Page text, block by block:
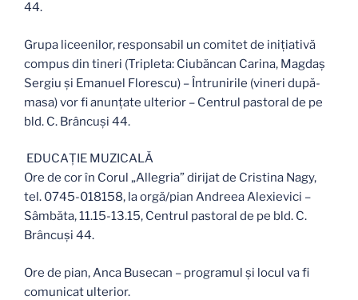
44.
Grupa liceenilor, responsabil un comitet de inițiativă
compus din tineri (Tripleta: Ciubăncan Carina, Magdaș
Sergiu și Emanuel Florescu) – Întrunirile (vineri după-
masa) vor fi anunțate ulterior – Centrul pastoral de pe
bld. C. Brâncuși 44.
EDUCAŢIE MUZICALĂ
Ore de cor în Corul „Allegria” dirijat de Cristina Nagy,
tel. 0745-018158, la orgă/pian Andreea Alexievici –
Sâmbăta, 11.15-13.15, Centrul pastoral de pe bld. C.
Brâncuși 44.
Ore de pian, Anca Busecan – programul și locul va fi
comunicat ulterior.